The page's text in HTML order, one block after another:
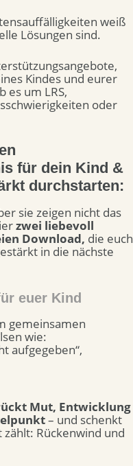
weiß
Lösungen sind.
Kindes und eurer
es um LRS,
oder
für dein Kind &
durchstarten:
sie zeigen nicht das
zwei liebevoll
Download, die euch
in die nächste
euer Kind
gemeinsamen
wie:
aufgegeben“,
Mut, Entwicklung
– und schenkt
zählt: Rückenwind und